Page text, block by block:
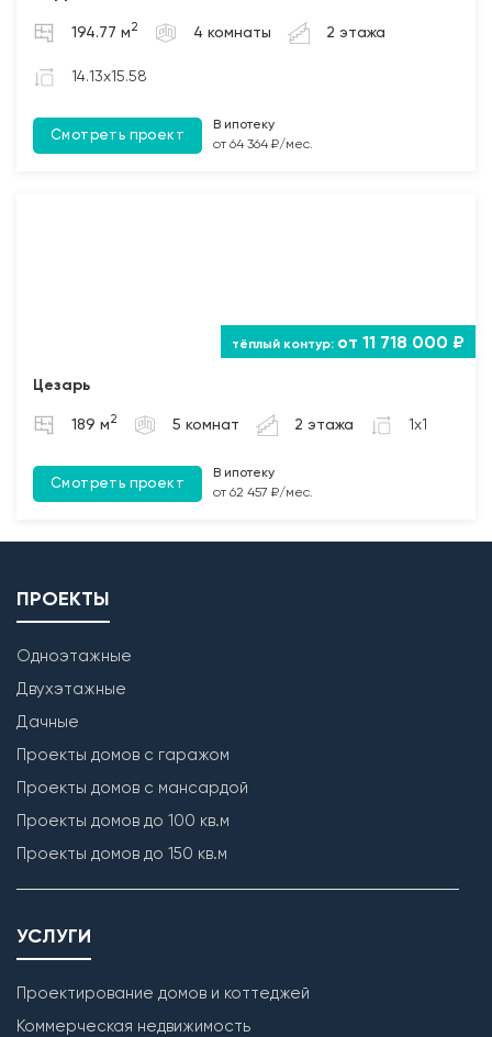
участков между плит перекрытия (при наличии);
обработкой Биозащитным составом.
Лестница
194.77 м 2 4 комнаты 2 этажа
14.13x15.58
Смотреть проект
В ипотеку
от 64 364 ₽/мес.
от 11 718 000 ₽
Цезарь
189 м 2 5 комнат 2 этажа 1x1
Смотреть проект
В ипотеку
от 62 457 ₽/мес.
ПРОЕКТЫ
Одноэтажные
Двухэтажные
Дачные
Проекты домов с гаражом
Проекты домов с мансардой
Проекты домов до 100 кв.м
Проекты домов до 150 кв.м
УСЛУГИ
Проектирование домов и коттеджей
Коммерческая недвижимость